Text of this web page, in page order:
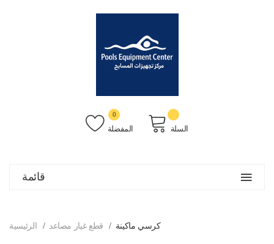
المفضلة
0
السلة
قائمة
الرئيسية قطع غيار مصاعد كرسي ماكينة